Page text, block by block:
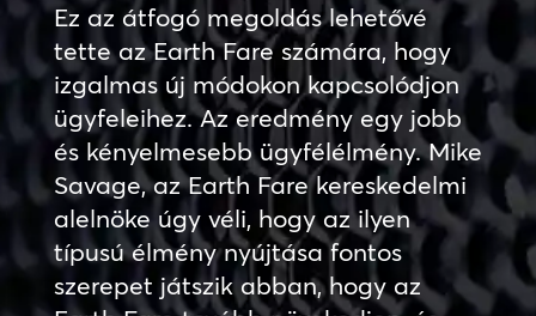
Ez az átfogó megoldás lehetővé
tette az Earth Fare számára, hogy
izgalmas új módokon kapcsolódjon
ügyfeleihez. Az eredmény egy jobb
és kényelmesebb ügyfélélmény. Mike
Savage, az Earth Fare kereskedelmi
alelnöke úgy véli, hogy az ilyen
típusú élmény nyújtása fontos
szerepet játszik abban, hogy az